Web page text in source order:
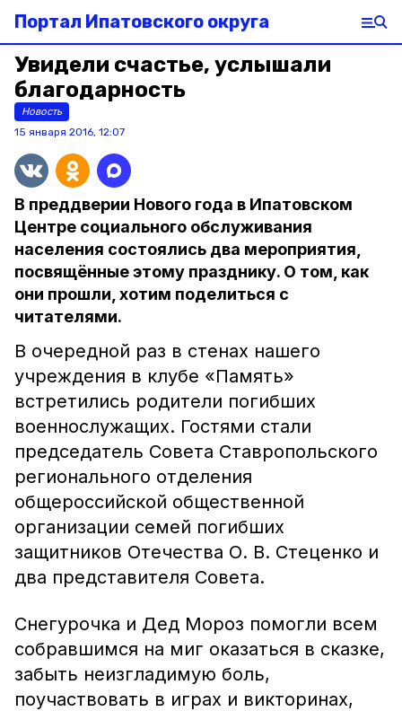
Портал Ипатовского округа
Увидели счастье, услышали
благодарность
Новость
15 января 2016, 12:07
В преддверии Нового года в Ипатовском
Центре социального обслуживания
населения состоялись два мероприятия,
посвящённые этому празднику. О том, как
они прошли, хотим поделиться с
читателями.
В очередной раз в стенах нашего
учреждения в клубе «Память»
встретились родители погибших
военнослужащих. Гостями стали
председатель Совета Ставропольского
регионального отделения
общероссийской общественной
организации семей погибших
защитников Отечества О. В. Стеценко и
два представителя Совета.
Снегурочка и Дед Мороз помогли всем
собравшимся на миг оказаться в сказке,
забыть неизгладимую боль,
поучаствовать в играх и викторинах,